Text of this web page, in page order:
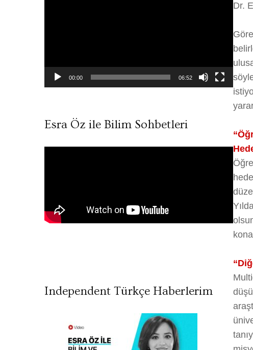
Dr.
00:00 06:52
Esra Öz ile Bilim Sohbetleri
Independent Türkçe Haberlerim